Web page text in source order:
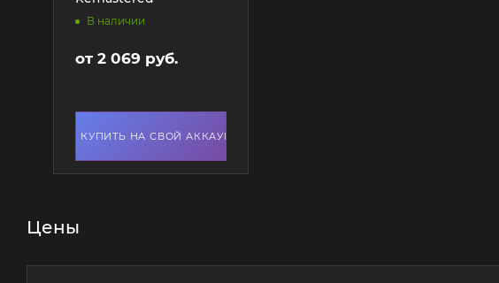
В наличии
от 2 069 руб.
КУПИТЬ НА СВОЙ АККАУНТ
Цены